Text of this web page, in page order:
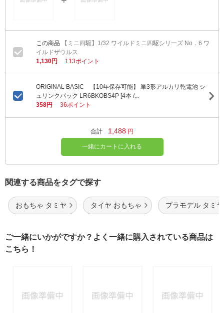
【ミニ四駆】1/32 ワイルドミニ四駆シリーズ No．6 ワ
イルドザウルス
1,130円
113ポイント
ORIGINAL BASIC 【10年保存可能】 単3形アルカリ乾電池 シ
ュリンクパック LR6BKOBS4P [4本 /...
358円
36ポイント
合計 1,488 円
一緒にカートに入れる
関連する商品をタグで探す
おもちゃ タミヤ タイヤ おもちゃ プラモデル タミヤ
ご一緒にいかがですか？よく一緒に購入されている商品は
こちら！